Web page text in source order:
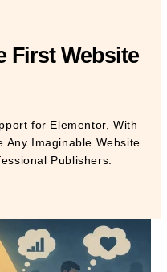
First Website
for Elementor, With
Any Imaginable Website.
Publishers.